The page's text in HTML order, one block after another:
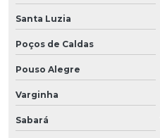
Santa Luzia
Poços de Caldas
Pouso Alegre
Varginha
Sabará